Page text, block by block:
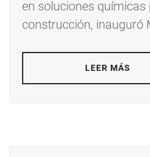
en soluciones químicas
construcción, inauguró
LEER MÁS